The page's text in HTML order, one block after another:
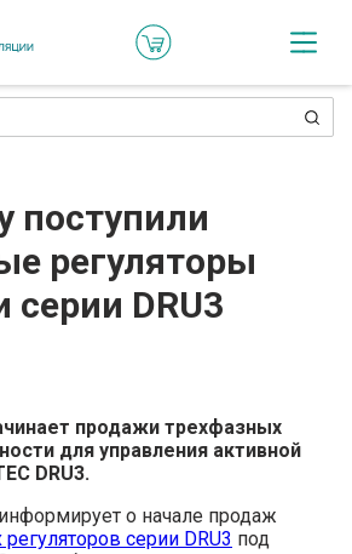
поступили
регуляторы
DRU3
продажи трехфазных
для управления активной
DRU3.
о начале продаж
серии DRU3 под